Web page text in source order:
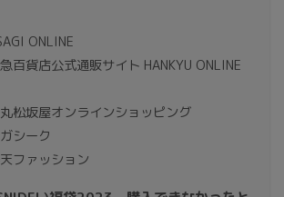
ONLINE
急百貨店公式通販サイト HANKYU ONLINE
丸松坂屋オンラインショッピング
シーク
ファッション